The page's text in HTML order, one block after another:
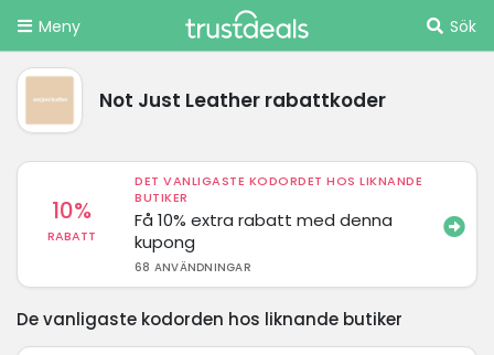
Meny Sök
Not Just Leather rabattkoder
10%
RABATT
DET VANLIGASTE KODORDET HOS LIKNANDE
BUTIKER
Få 10% extra rabatt med denna
kupong
68 ANVÄNDNINGAR
De vanligaste kodorden hos liknande butiker